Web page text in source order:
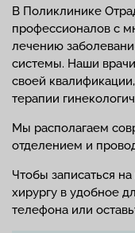
В Поликлинике
профессионалов с
лечению
системы. Наши
своей
терапии
Мы располагаем
отделением и
Чтобы записаться
хирургу в удобное
телефона или